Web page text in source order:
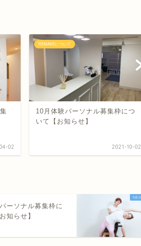
02
REMAKEについて
10月体験パーソナル募集枠につ
いて【お知らせ】
2021-10-02
ーソナル募集枠に
知らせ】